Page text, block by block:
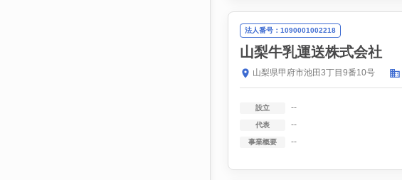
法人番号：1090001002218
山梨牛乳運送株式会社
山梨県甲府市池田3丁目9番10号
設立 --
代表 --
事業概要 --